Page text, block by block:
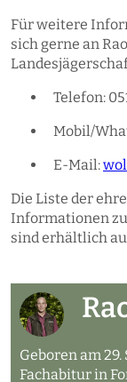
Für weitere
sich gerne an
Telefon:
Mobil/
E-Mail:
Die Liste der
Informationen
sind erhältlich
Geboren am
Fachabitur in